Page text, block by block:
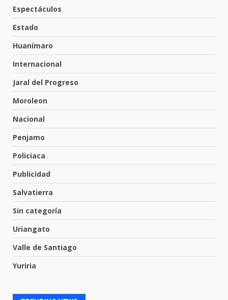
Espectáculos
Estado
Huanímaro
Internacional
Jaral del Progreso
Moroleon
Nacional
Penjamo
Policiaca
Publicidad
Salvatierra
Sin categoría
Uriangato
Valle de Santiago
Yuriria
5
José Antonio Villanueva
3 de agosto de 2026
6
Hombre pierde la vida en
tabiquera
7
Emboscada a policías en Yuriria
1
Los Pastores: tradición que